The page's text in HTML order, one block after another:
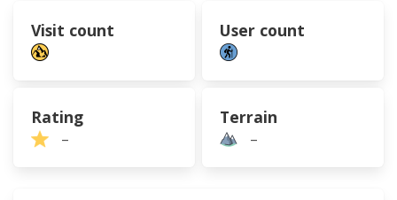
Visit count User count
Rating
–
Terrain
–